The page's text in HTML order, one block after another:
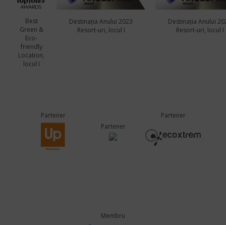
Best
Green &
Eco-
friendly
Location,
locul I
Destinația Anului 2023
Resort-uri, locul I
Destinația Anului
Resort-uri, locul I
Partener
Partener
Partener
Membru